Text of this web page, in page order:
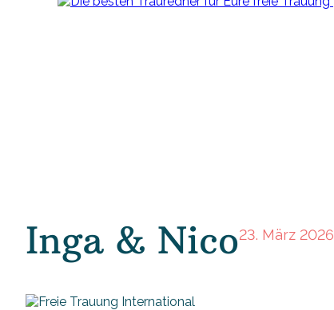
Inga & Nico23. März 2026